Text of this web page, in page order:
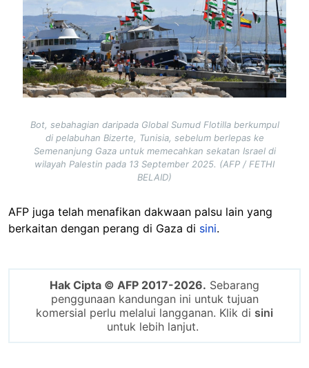
Bot, sebahagian daripada Global Sumud Flotilla berkumpul
di pelabuhan Bizerte, Tunisia, sebelum berlepas ke
Semenanjung Gaza untuk memecahkan sekatan Israel di
wilayah Palestin pada 13 September 2025. (AFP / FETHI
BELAID)
AFP juga telah menafikan dakwaan palsu lain yang
berkaitan dengan perang di Gaza di sini.
Hak Cipta © AFP 2017-2026. Sebarang
penggunaan kandungan ini untuk tujuan
komersial perlu melalui langganan. Klik di sini
untuk lebih lanjut.